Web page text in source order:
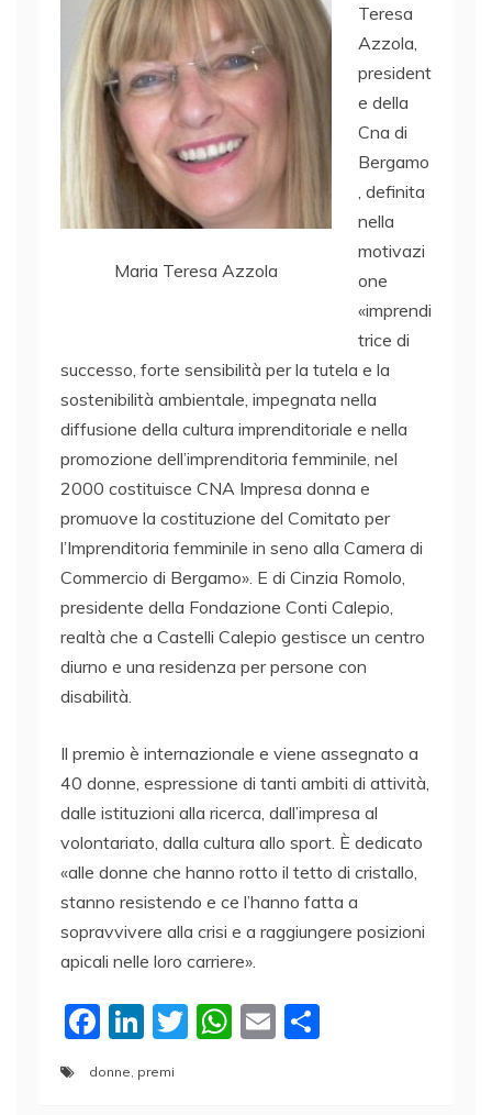
Maria Teresa Azzola
Teresa
Azzola,
president
e della
Cna di
Bergamo
, definita
nella
motivazi
one
«imprendi
trice di
successo, forte sensibilità per la tutela e la
sostenibilità ambientale, impegnata nella
diffusione della cultura imprenditoriale e nella
promozione dell’imprenditoria femminile, nel
2000 costituisce CNA Impresa donna e
promuove la costituzione del Comitato per
l’Imprenditoria femminile in seno alla Camera di
Commercio di Bergamo». E di Cinzia Romolo,
presidente della Fondazione Conti Calepio,
realtà che a Castelli Calepio gestisce un centro
diurno e una residenza per persone con
disabilità.
Il premio è internazionale e viene assegnato a
40 donne, espressione di tanti ambiti di attività,
dalle istituzioni alla ricerca, dall’impresa al
volontariato, dalla cultura allo sport. È dedicato
«alle donne che hanno rotto il tetto di cristallo,
stanno resistendo e ce l’hanno fatta a
sopravvivere alla crisi e a raggiungere posizioni
apicali nelle loro carriere».
F
c
Li
k
T
W E
donne premi